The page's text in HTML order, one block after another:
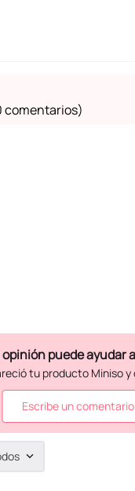
comentarios)
Escribe un comentario